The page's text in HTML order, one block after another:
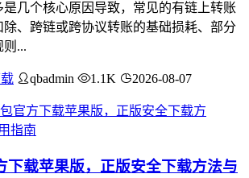
是几个核心原因导致，常见的有链上转账
、跨链或跨协议转账的基础损耗、部分
则...
qbadmin 1.1K 2026-08-07
下载苹果版，正版安全下载方法与